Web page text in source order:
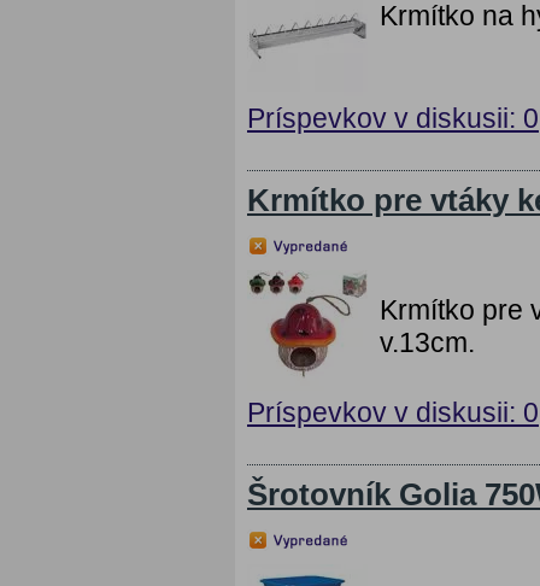
Krmítko na
Príspevkov v diskusii: 0
Krmítko pre vtáky
Krmítko pre
v.13cm.
Príspevkov v diskusii: 0
Šrotovník Golia